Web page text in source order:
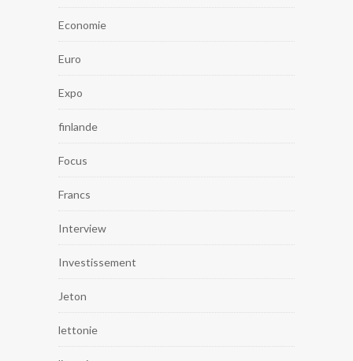
Economie
Euro
Expo
finlande
Focus
Francs
Interview
Investissement
Jeton
lettonie